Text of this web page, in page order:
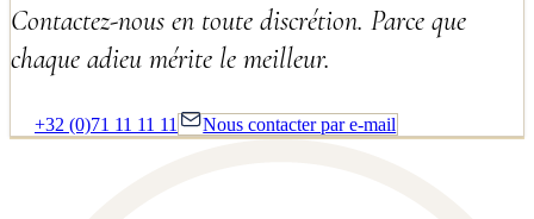
Contactez-nous en toute discrétion. Parce que
chaque adieu mérite le meilleur.
+32 (0)71 11 11 11 Nous contacter par e-mail